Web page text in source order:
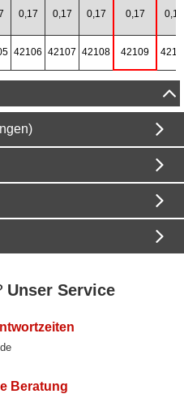
0,17 0,17 0,17 0,17 0,17
42106 42107 42108 42109
Unser Service
Beratung